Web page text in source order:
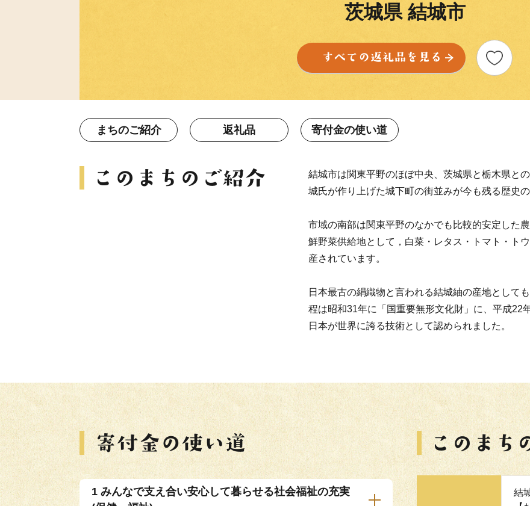
茨城県 結城市
まちのご紹介 返礼品 寄付金の使い道
結城市は関東平野のほぼ中央、茨城県と栃木県と
城氏が作り上げた城下町の街並みが今も残る歴史の
市域の南部は関東平野のなかでも比較的安定した
鮮野菜供給地として，白菜・レタス・トマト・ト
産されています。
日本最古の絹織物と言われる結城紬の産地として
程は昭和31年に「国重要無形文化財」に、平成22
日本が世界に誇る技術として認められました。
1 みんなで支え合い安心して暮らせる社会福祉の充実
結